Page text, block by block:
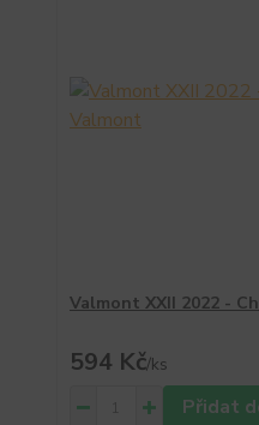
Valmont XXII 2022 -
594 Kč/ks
Přidat